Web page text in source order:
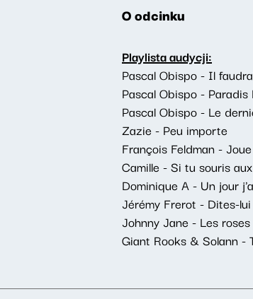
O odcinku
Playlista audycji:
Pascal Obispo - Il
Pascal Obispo -
Pascal Obispo - Le
Zazie - Peu importe
François Feldman -
Camille - Si tu souris
Dominique A - Un jour
Jérémy Frerot - Dites-
Johnny Jane - Les roses
Giant Rooks & Solann -